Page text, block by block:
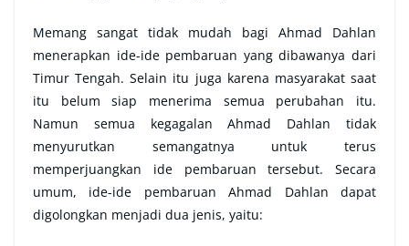
Memang sangat tidak mudah bagi Ahmad Dahlan
menerapkan ide-ide pembaruan yang dibawanya dari
Timur Tengah. Selain itu juga karena masyarakat saat
itu belum siap menerima semua perubahan itu.
Namun semua kegagalan Ahmad Dahlan tidak
menyurutkan semangatnya untuk terus
memperjuangkan ide pembaruan tersebut. Secara
umum, ide-ide pembaruan Ahmad Dahlan dapat
digolongkan menjadi dua jenis, yaitu: